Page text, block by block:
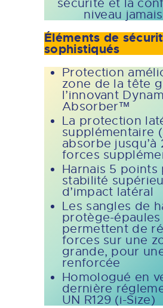
sécurité et la
niveau
Éléments de
sophistiqués
Protection
zone de la tête
l’innovant
Absorber™
La protection
supplémentaire
absorbe jusqu’à
forces
Harnais 5 points
stabilité
d’impact latéral
Les sangles de
protège-épaules
permettent de
forces sur une
grande, pour
renforcée
Homologué en
dernière
UN R129 (i-Size)